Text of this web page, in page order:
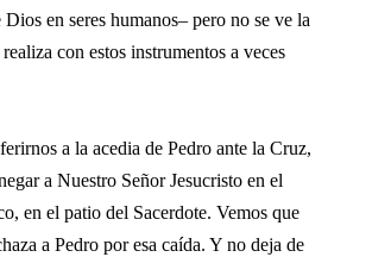
Dios en seres humanos– pero no se ve la
con estos instrumentos a veces
a la acedia de Pedro ante la Cruz,
a Nuestro Señor Jesucristo en el
en el patio del Sacerdote. Vemos que
a Pedro por esa caída. Y no deja de